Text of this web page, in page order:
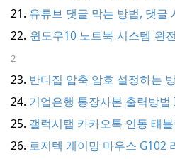
유튜브 댓글 막는 방법, 댓글
윈도우10 노트북 시스템 완
2
반디집 압축 암호 설정하는
기업은행 통장사본 출력방법
갤럭시탭 카카오톡 연동 태
로지텍 게이밍 마우스 G102